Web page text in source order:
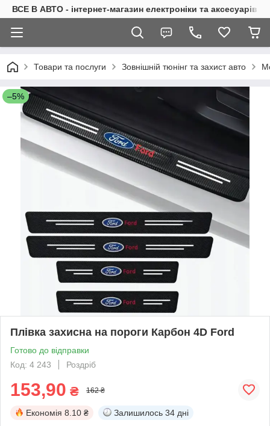
ВСЕ В АВТО - інтернет-магазин електроніки та аксесуарів в
Товари та послуги Зовнішній тюнінг та захист авто
–5%
Плівка захисна на пороги Карбон 4D Ford
Готово до відправки
Код: 4 243
Роздріб
153,90 ₴ 162 ₴
Економія 8.10 ₴ Залишилось 34 дні